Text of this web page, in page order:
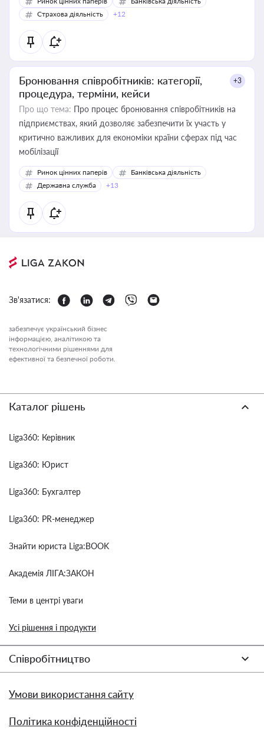
Страхова діяльність
+12
Бронювання співробітників: категорії,
процедура, терміни, кейси
+3
Про що тема: Про процес бронювання співробітників на
підприємствах, який дозволяє забезпечити їх участь у
критично важливих для економіки країни сферах під час
мобілізації
Ринок цінних паперів
Банківська діяльність
Державна служба
+13
Зв'язатися:
забезпечує український бізнес
інформацією, аналітикою та
технологічними рішеннями для
ефективної та безпечної роботи.
Каталог рішень
Liga360: Керівник
Liga360: Юрист
Liga360: Бухгалтер
Liga360: PR-менеджер
Знайти юриста Liga:BOOK
Академія ЛІГА:ЗАКОН
Теми в центрі уваги
Усі рішення і продукти
Співробітництво
Умови використання сайту
Політика конфіденційності